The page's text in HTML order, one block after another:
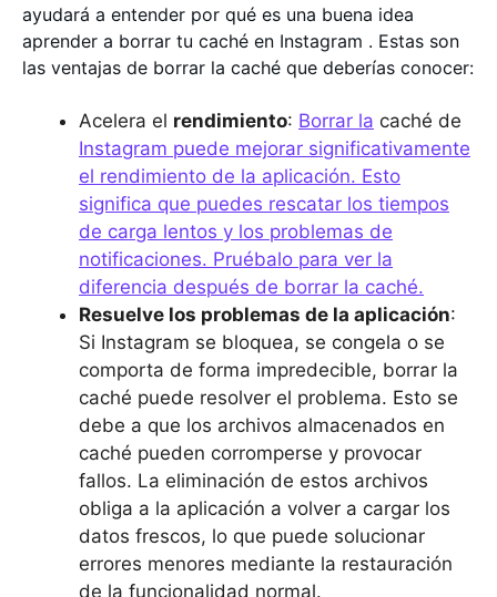
ayudará a entender por qué es una buena idea
aprender a borrar tu caché en Instagram . Estas son
las ventajas de borrar la caché que deberías conocer:
Acelera el rendimiento: Borrar la caché de
Instagram puede mejorar significativamente
el rendimiento de la aplicación. Esto
significa que puedes rescatar los tiempos
de carga lentos y los problemas de
notificaciones. Pruébalo para ver la
diferencia después de borrar la caché.
Resuelve los problemas de la aplicación:
Si Instagram se bloquea, se congela o se
comporta de forma impredecible, borrar la
caché puede resolver el problema. Esto se
debe a que los archivos almacenados en
caché pueden corromperse y provocar
fallos. La eliminación de estos archivos
obliga a la aplicación a volver a cargar los
datos frescos, lo que puede solucionar
errores menores mediante la restauración
de la funcionalidad normal.